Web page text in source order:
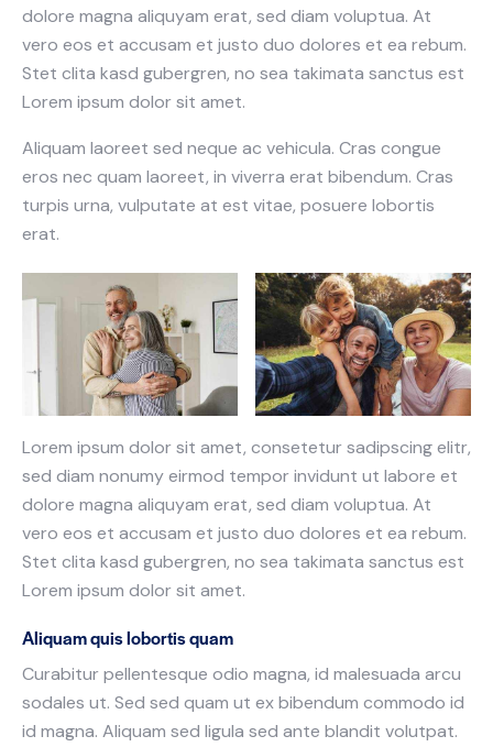
dolore magna aliquyam erat, sed diam voluptua. At
vero eos et accusam et justo duo dolores et ea rebum.
Stet clita kasd gubergren, no sea takimata sanctus est
Lorem ipsum dolor sit amet.
Aliquam laoreet sed neque ac vehicula. Cras congue
eros nec quam laoreet, in viverra erat bibendum. Cras
turpis urna, vulputate at est vitae, posuere lobortis
erat.
Lorem ipsum dolor sit amet, consetetur sadipscing elitr,
sed diam nonumy eirmod tempor invidunt ut labore et
dolore magna aliquyam erat, sed diam voluptua. At
vero eos et accusam et justo duo dolores et ea rebum.
Stet clita kasd gubergren, no sea takimata sanctus est
Lorem ipsum dolor sit amet.
Aliquam quis lobortis quam
Curabitur pellentesque odio magna, id malesuada arcu
sodales ut. Sed sed quam ut ex bibendum commodo id
id magna. Aliquam sed ligula sed ante blandit volutpat.